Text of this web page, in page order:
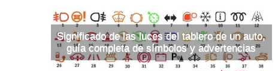
Significado de las luces del tablero de un auto,
guía completa de símbolos y advertencias